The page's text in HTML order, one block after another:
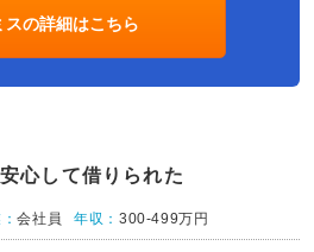
スの詳細はこちら
心して借りられた
会社員 年収：300-499万円